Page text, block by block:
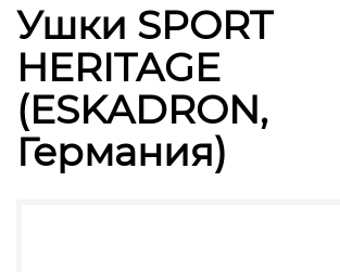
Ушки SPORT
HERITAGE
(ESKADRON,
Германия)